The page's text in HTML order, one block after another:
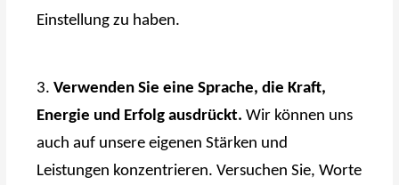
Einstellung zu haben.
3.Verwenden Sie eine Sprache, die Kraft,
Energie und Erfolg ausdrückt. Wir können uns
auch auf unsere eigenen Stärken und
Leistungen konzentrieren. Versuchen Sie, Worte